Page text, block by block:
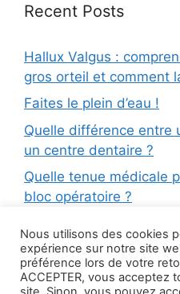
Recent Posts
Hallux Valgus :
gros orteil et comment
Faites le plein d’eau !
Quelle différence entre
un centre dentaire ?
Quelle tenue médicale
bloc opératoire ?
spécialités et qui
Minoxidil, le
chute des cheveux
Nous utilisons des cookies
expérience sur notre site
préférence lors de votre
ACCEPTER, vous acceptez